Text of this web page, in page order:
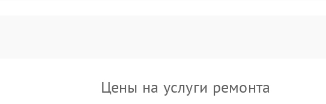
Цены на услуги ремонта